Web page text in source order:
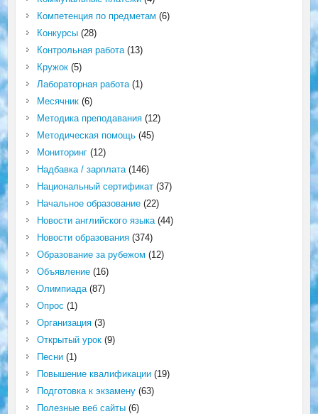
Компетенция по предметам (6)
Конкурсы(28)
Контрольная работа(13)
Кружок(5)
Лабораторная работа(1)
Месячник(6)
Методика преподавания(12)
Методическая помощь(45)
Мониторинг(12)
Надбавка / зарплата(146)
Национальный сертификат(37)
Начальное образование(22)
Новости английского языка(44)
Новости образования(374)
Образование за рубежом (12)
Объявление(16)
Олимпиада(87)
Опрос (1)
Организация(3)
Открытый урок(9)
Песни(1)
Повышение квалификации(19)
Подготовка к экзамену(63)
Полезные веб сайты(6)